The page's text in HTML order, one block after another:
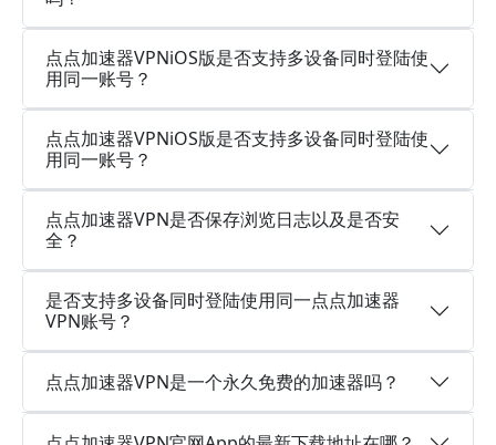
点点加速器VPNiOS版是否支持多设备同时登陆使
用同一账号？
点点加速器VPNiOS版是否支持多设备同时登陆使
用同一账号？
点点加速器VPN是否保存浏览日志以及是否安
全？
是否支持多设备同时登陆使用同一点点加速器
VPN账号？
点点加速器VPN是一个永久免费的加速器吗？